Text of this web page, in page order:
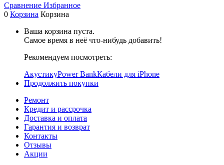
Сравнение Избранное
0 Корзина Корзина
Ваша корзина пуста.
Самое время в неё что-нибудь добавить!
Рекомендуем посмотреть:
АкустикуPower BankКабели для iPhone
Продолжить покупки
Ремонт
Кредит и рассрочка
Доставка и оплата
Гарантия и возврат
Контакты
Отзывы
Акции